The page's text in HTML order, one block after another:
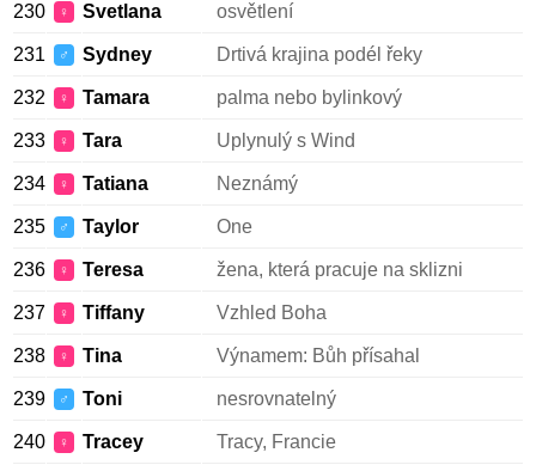
230 ♀ Svetlana osvětlení
231 ♂ Sydney Drtivá krajina podél řeky
232 ♀ Tamara palma nebo bylinkový
233 ♀ Tara Uplynulý s Wind
234 ♀ Tatiana Neznámý
235 ♂ Taylor One
236 ♀ Teresa žena, která pracuje na sklizni
237 ♀ Tiffany Vzhled Boha
238 ♀ Tina Výnamem: Bůh přísahal
239 ♂ Toni nesrovnatelný
240 ♀ Tracey Tracy, Francie